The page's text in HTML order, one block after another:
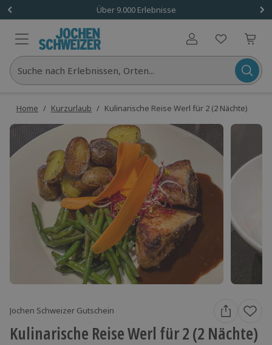
Über 9.000 Erlebnisse
Benutzerkonto
Suche nach Erlebnissen, Orten...
Home / Kurzurlaub / Kulinarische Reise Werl für 2 (2 Nächte)
Jochen Schweizer Gutschein
Kulinarische Reise Werl für 2 (2 Nächte)